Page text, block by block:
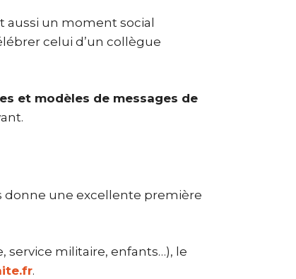
aussi un moment social
celui d’un collègue
et modèles de messages de
donne une excellente première
service militaire, enfants…), le
.